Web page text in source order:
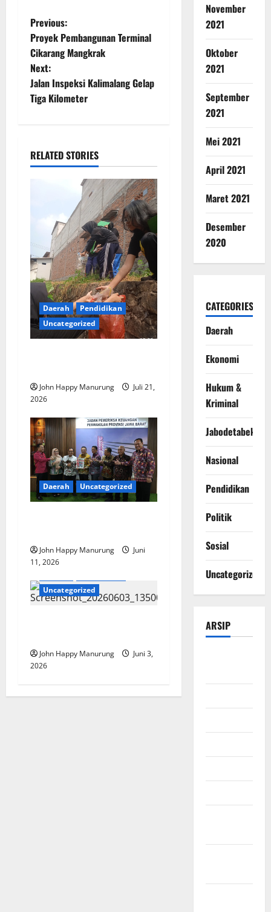
Previous:
Proyek Pembangunan Terminal
Cikarang Mangkrak
Next:
Jalan Inspeksi Kalimalang Gelap
Tiga Kilometer
RELATED STORIES
Daerah
Pendidikan
Uncategorized
John Happy Manurung
Juli 21,
2026
Daerah Uncategorized
John Happy Manurung
Juni
11, 2026
Uncategorized
John Happy Manurung
Juni 3,
2026
November
2021
Oktober
2021
September
2021
Mei 2021
April 2021
Maret 2021
Desember
2020
CATEGORIES
Daerah
Ekonomi
Hukum &
Kriminal
Jabodetabek
Nasional
Pendidikan
Politik
Sosial
Uncategorized
ARSIP